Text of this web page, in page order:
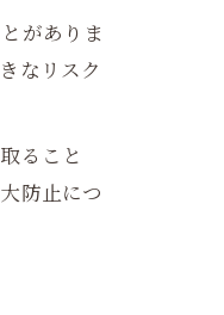
がありま
なリスク
ること
防止につ